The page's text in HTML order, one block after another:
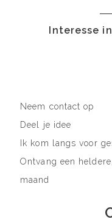
Interesse
Neem contact op
Deel je idee
Ik kom langs voor
Ontvang een
maand